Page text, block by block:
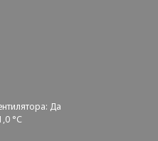
Да
°С